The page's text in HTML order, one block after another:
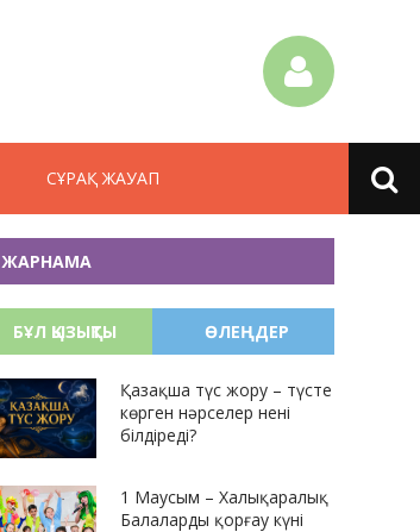
СҰРАҚ ЖАУАП
ЖАРНАМА
БҰЛ ҚЫЗЫҚТЫ ӨЛЕҢДЕР
Қазақша түс жору – түсте
көрген нәрселер нені
білдіреді?
1 Маусым – Халықаралық
Балаларды қорғау күні